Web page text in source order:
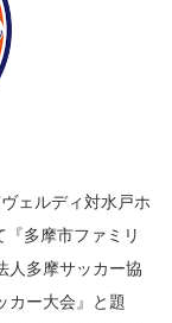
ェルディ対水戸ホ
多摩市ファミリ
人多摩サッカー協
カー大会』と題